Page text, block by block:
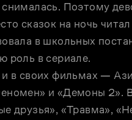
Поэтому
сказок на ночь
в школьных
роль в сериале.
и в своих фильмах —
и «Демоны 2».
друзья», «Травма»,